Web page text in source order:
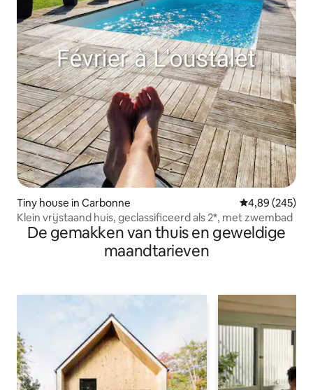
Tiny house in Carbonne Gemiddelde
4,89 (245)
Klein vrijstaand huis, geclassificeerd als 2*, met zwembad
De gemakken van thuis en geweldige
maandtarieven